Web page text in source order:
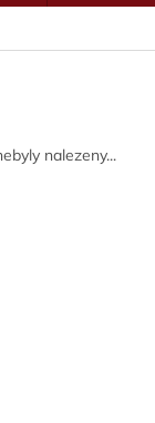
nalezeny...